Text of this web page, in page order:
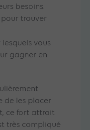
besoins.
pour trouver
lesquels vous
gagner en
de les placer
ce fort attrait
très compliqué